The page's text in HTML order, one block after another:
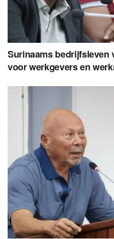
Surinaams bedrijfsleven
voor werkgevers en